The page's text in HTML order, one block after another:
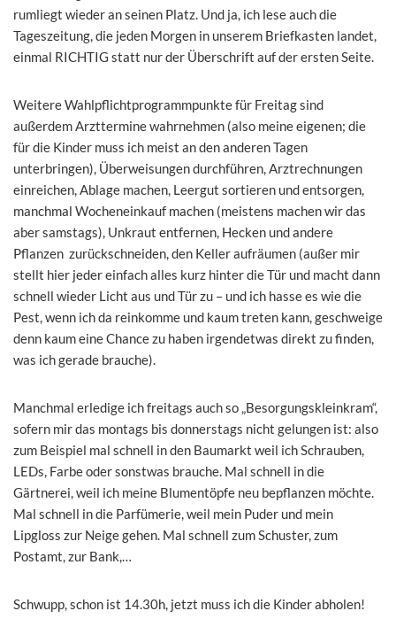
rumliegt wieder an seinen Platz. Und ja, ich lese auch die
Tageszeitung, die jeden Morgen in unserem Briefkasten landet,
einmal RICHTIG statt nur der Überschrift auf der ersten Seite.
Weitere Wahlpflichtprogrammpunkte für Freitag sind
außerdem Arzttermine wahrnehmen (also meine eigenen; die
für die Kinder muss ich meist an den anderen Tagen
unterbringen), Überweisungen durchführen, Arztrechnungen
einreichen, Ablage machen, Leergut sortieren und entsorgen,
manchmal Wocheneinkauf machen (meistens machen wir das
aber samstags), Unkraut entfernen, Hecken und andere
Pflanzen zurückschneiden, den Keller aufräumen (außer mir
stellt hier jeder einfach alles kurz hinter die Tür und macht dann
schnell wieder Licht aus und Tür zu – und ich hasse es wie die
Pest, wenn ich da reinkomme und kaum treten kann, geschweige
denn kaum eine Chance zu haben irgendetwas direkt zu finden,
was ich gerade brauche).
Manchmal erledige ich freitags auch so „Besorgungskleinkram“,
sofern mir das montags bis donnerstags nicht gelungen ist: also
zum Beispiel mal schnell in den Baumarkt weil ich Schrauben,
LEDs, Farbe oder sonstwas brauche. Mal schnell in die
Gärtnerei, weil ich meine Blumentöpfe neu bepflanzen möchte.
Mal schnell in die Parfümerie, weil mein Puder und mein
Lipgloss zur Neige gehen. Mal schnell zum Schuster, zum
Postamt, zur Bank,…
Schwupp, schon ist 14.30h, jetzt muss ich die Kinder abholen!